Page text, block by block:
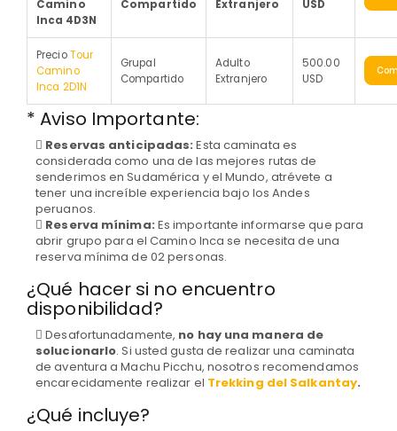
Camino
Inca 4D3N
Compartido Extranjero USD
PrecioTour
Camino
Inca 2D1N
Grupal
Compartido
Adulto
Extranjero
500.00
USD
* Aviso Importante:
Reservas anticipadas:Esta caminata es
considerada como una de las mejores rutas de
senderimos en Sudamérica y el Mundo, atrévete a
tener una increíble experiencia bajo los Andes
peruanos.
Reserva mínima: Es importante informarse que para
abrir grupo para el Camino Inca se necesita de una
reserva mínima de 02 personas.
¿Qué hacer si no encuentro
disponibilidad?
Desafortunadamente, no hay una manera de
solucionarlo. Si usted gusta de realizar una caminata
de aventura a Machu Picchu, nosotros recomendamos
encarecidamente realizar el Trekking del Salkantay.
¿Qué incluye?